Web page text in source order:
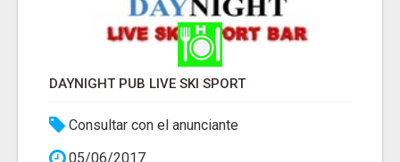
DAYNIGHT PUB LIVE SKI SPORT
Consultar con el anunciante
05/06/2017